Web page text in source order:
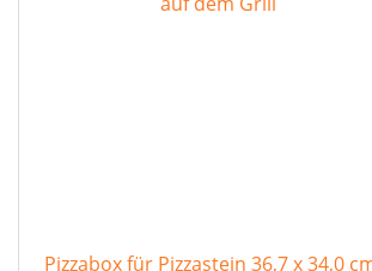
Pizzabox für Pizzastein 36,7 x 34,0